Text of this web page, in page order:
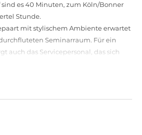
es 40 Minuten, zum Köln/Bonner
Stunde.
mit stylischem Ambiente erwartet
Seminarraum. Für ein
auch das Servicepersonal, das sich
Erfahrung charakterisiert. Auch das
oder Firmenevent, eine
und bleibt in der Erinnerung Ihrer